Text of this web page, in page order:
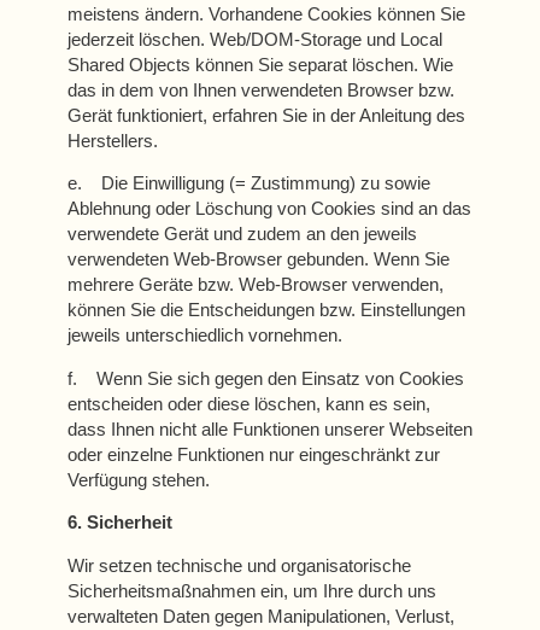
meistens ändern. Vorhandene Cookies können Sie
jederzeit löschen. Web/DOM-Storage und Local
Shared Objects können Sie separat löschen. Wie
das in dem von Ihnen verwendeten Browser bzw.
Gerät funktioniert, erfahren Sie in der Anleitung des
Herstellers.
e. Die Einwilligung (= Zustimmung) zu sowie
Ablehnung oder Löschung von Cookies sind an das
verwendete Gerät und zudem an den jeweils
verwendeten Web-Browser gebunden. Wenn Sie
mehrere Geräte bzw. Web-Browser verwenden,
können Sie die Entscheidungen bzw. Einstellungen
jeweils unterschiedlich vornehmen.
f. Wenn Sie sich gegen den Einsatz von Cookies
entscheiden oder diese löschen, kann es sein,
dass Ihnen nicht alle Funktionen unserer Webseiten
oder einzelne Funktionen nur eingeschränkt zur
Verfügung stehen.
6. Sicherheit
Wir setzen technische und organisatorische
Sicherheitsmaßnahmen ein, um Ihre durch uns
verwalteten Daten gegen Manipulationen, Verlust,